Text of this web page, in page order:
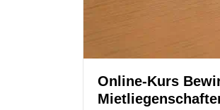
Online-Kurs